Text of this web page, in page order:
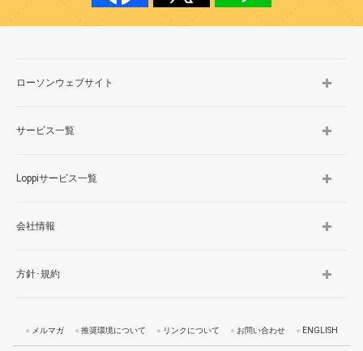
ローソンウェブサイト
サービス一覧
Loppiサービス一覧
会社情報
方針･規約
メルマガ 推奨環境について リンクについて お問い合わせ ENGLISH